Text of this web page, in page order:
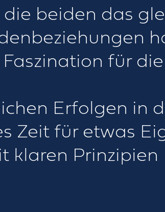
beiden das
für
Erfolgen in
Zeit für etwas
klaren